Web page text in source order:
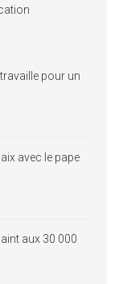
pour un
avec le pape
aux 30 000